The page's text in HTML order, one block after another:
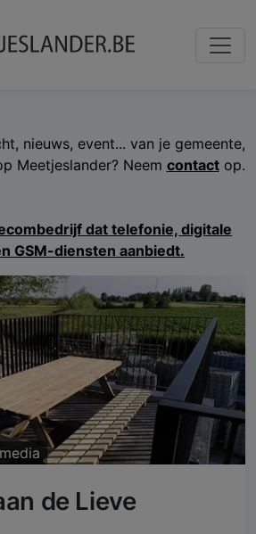
nieuws, event... van je gemeente,
Meetjeslander? Neem contactop.
de Lieve